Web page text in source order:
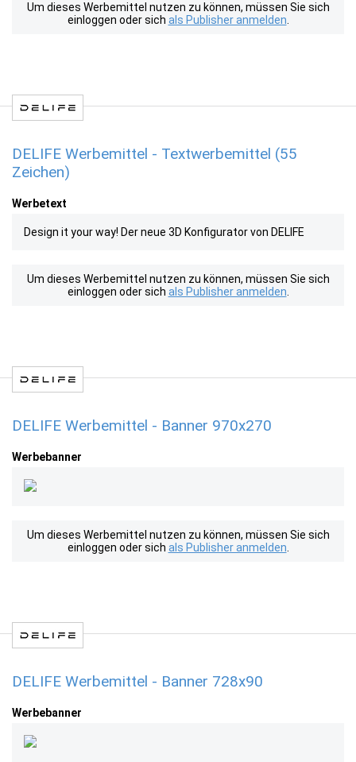
Um dieses Werbemittel nutzen zu können, müssen Sie sich
einloggen oder sich als Publisher anmelden
DELIFE Werbemittel - Textwerbemittel (55
Zeichen)
Werbetext
Design it your way! Der neue 3D Konfigurator von DELIFE
Um dieses Werbemittel nutzen zu können, müssen Sie sich
einloggen oder sich als Publisher anmelden
DELIFE Werbemittel - Banner 970x270
Werbebanner
Um dieses Werbemittel nutzen zu können, müssen Sie sich
einloggen oder sich als Publisher anmelden
DELIFE Werbemittel - Banner 728x90
Werbebanner